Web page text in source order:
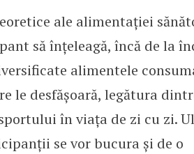
ale alimentației
să înțeleagă, încă de la
alimentele
le desfășoară, legătura
în viața de zi cu zi.
se vor bucura și de o